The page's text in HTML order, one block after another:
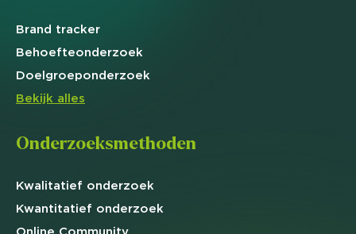
Brand tracker
Behoefteonderzoek
Doelgroeponderzoek
Bekijk alles
Onderzoeksmethoden
Kwalitatief onderzoek
Kwantitatief onderzoek